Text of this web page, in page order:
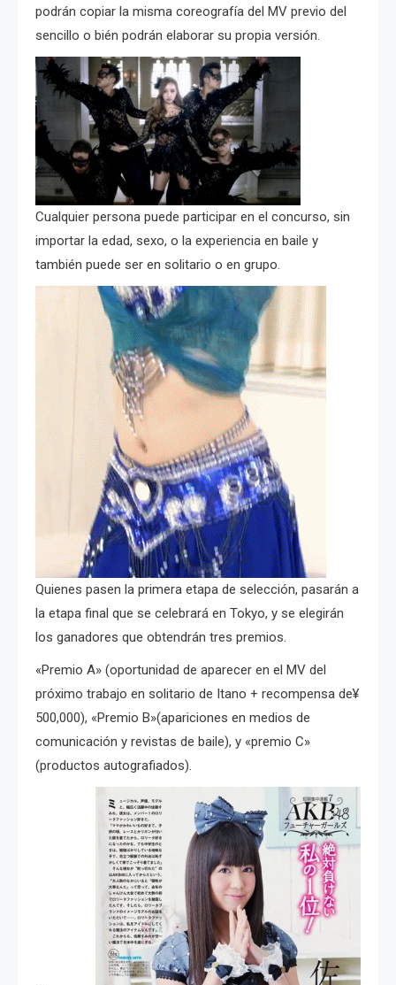
podrán copiar la misma coreografía del MV previo del
sencillo o bién podrán elaborar su propia versión.
Cualquier persona puede participar en el concurso, sin
importar la edad, sexo, o la experiencia en baile y
también puede ser en solitario o en grupo.
Quienes pasen la primera etapa de selección, pasarán a
la etapa final que se celebrará en Tokyo, y se elegirán
los ganadores que obtendrán tres premios.
«Premio A» (oportunidad de aparecer en el MV del
próximo trabajo en solitario de Itano + recompensa de¥
500,000), «Premio B»(apariciones en medios de
comunicación y revistas de baile), y «premio C»
(productos autografiados).